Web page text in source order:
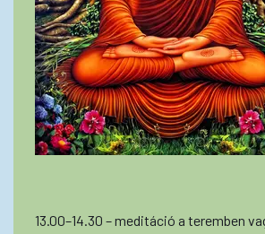
13.00–14.30 – meditáció a teremben